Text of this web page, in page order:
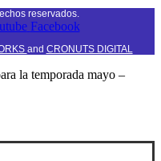
reservados.
Facebook
and CRONUTS DIGITAL
la temporada mayo –